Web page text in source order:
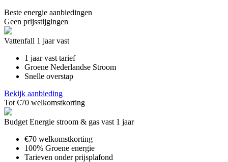
Beste energie aanbiedingen
Geen prijsstijgingen
Vattenfall 1 jaar vast
1 jaar vast tarief
Groene Nederlandse Stroom
Snelle overstap
Bekijk aanbieding
Tot €70 welkomstkorting
Budget Energie stroom & gas vast 1 jaar
€70 welkomstkorting
100% Groene energie
Tarieven onder prijsplafond